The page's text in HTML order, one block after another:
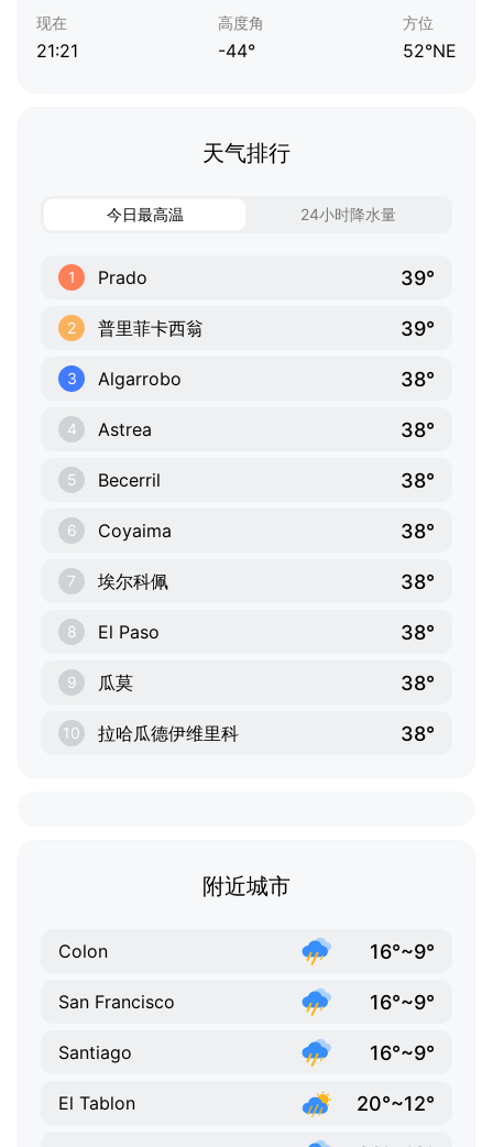
现在
21:21
高度角
-44°
方位
52°NE
天气排行
今日最高温 24小时降水量
1 Prado 39°
2 普里菲卡西翁 39°
3 Algarrobo 38°
4 Astrea 38°
5 Becerril 38°
6 Coyaima 38°
7 埃尔科佩 38°
8 El Paso 38°
9 瓜莫 38°
10 拉哈瓜德伊维里科 38°
附近城市
Colon 16°~9°
San Francisco 16°~9°
Santiago 16°~9°
El Tablon 20°~12°